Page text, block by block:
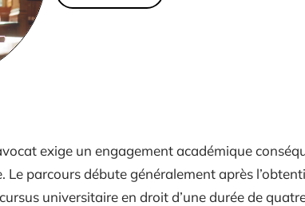
exige un engagement académique
parcours débute généralement après
universitaire en droit d’une durée de